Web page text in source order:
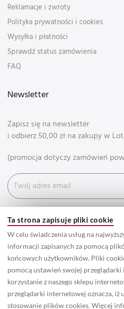
Ta strona zapisuje pliki cookie
W celu świadczenia usług na
informacji zapisanych za pomocą
końcowych użytkowników. Pliki
pomocą ustawień swojej
korzystanie z naszego sklepu
przeglądarki internetowej oznacza, iż
stosowanie plików cookies. Więcej
Reklamacje i zwroty
Polityka prywatności i cookies
Wysyłka i płatności
Sprawdź status zamówienia
FAQ
Newsletter
Zapisz się na newsletter
i odbierz 50,00 zł na zakupy w
(promocja dotyczy zamówień
© 2022 Prawa autorskie do